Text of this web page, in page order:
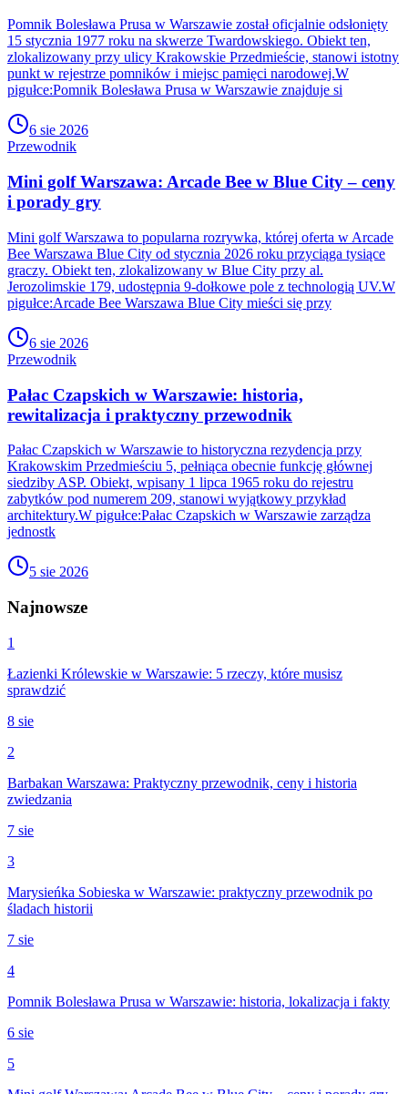
Pomnik Bolesława Prusa w Warszawie został oficjalnie odsłonięty
15 stycznia 1977 roku na skwerze Twardowskiego. Obiekt ten,
zlokalizowany przy ulicy Krakowskie Przedmieście, stanowi istotny
punkt w rejestrze pomników i miejsc pamięci narodowej.W
pigułce:Pomnik Bolesława Prusa w Warszawie znajduje si
6 sie 2026
Przewodnik
Mini golf Warszawa: Arcade Bee w Blue City – ceny
i porady gry
Mini golf Warszawa to popularna rozrywka, której oferta w Arcade
Bee Warszawa Blue City od stycznia 2026 roku przyciąga tysiące
graczy. Obiekt ten, zlokalizowany w Blue City przy al.
Jerozolimskie 179, udostępnia 9-dołkowe pole z technologią UV.W
pigułce:Arcade Bee Warszawa Blue City mieści się przy
6 sie 2026
Przewodnik
Pałac Czapskich w Warszawie: historia,
rewitalizacja i praktyczny przewodnik
Pałac Czapskich w Warszawie to historyczna rezydencja przy
Krakowskim Przedmieściu 5, pełniąca obecnie funkcję głównej
siedziby ASP. Obiekt, wpisany 1 lipca 1965 roku do rejestru
zabytków pod numerem 209, stanowi wyjątkowy przykład
architektury.W pigułce:Pałac Czapskich w Warszawie zarządza
jednostk
5 sie 2026
Najnowsze
1
Łazienki Królewskie w Warszawie: 5 rzeczy, które musisz
sprawdzić
8 sie
2
Barbakan Warszawa: Praktyczny przewodnik, ceny i historia
zwiedzania
7 sie
3
Marysieńka Sobieska w Warszawie: praktyczny przewodnik po
śladach historii
7 sie
4
Pomnik Bolesława Prusa w Warszawie: historia, lokalizacja i fakty
6 sie
5